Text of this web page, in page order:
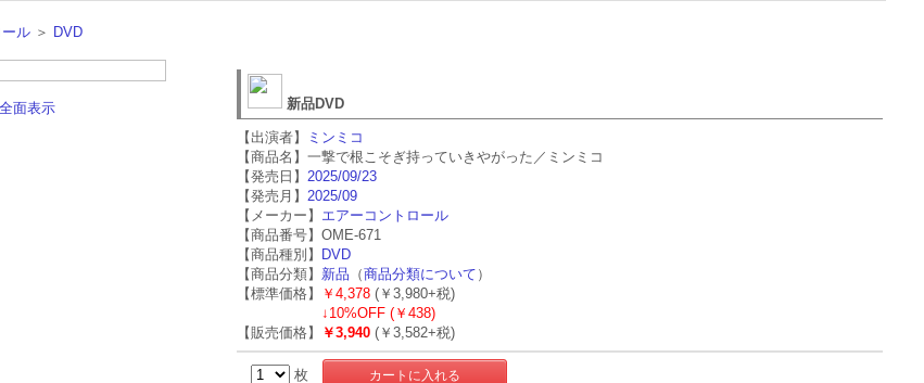
ル ＞ DVD
面表示 新品DVD
【出演者】
ミンミコ
【商品名】一撃で根こそぎ持っていきやがった／ミンミコ
【発売日】 2025/09/23
【発売月】 2025/09
【メーカー】 エアーコントロール
【商品番号】OME-671
【商品種別】
DVD
【商品分類】 新品 （商品分類について ）
【標準価格】
￥4,378 (￥3,980+税)
↓ 10%OFF (￥438)
【販売価格】
￥3,940 (￥3,582+税)
枚